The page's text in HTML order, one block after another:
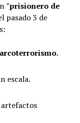
"prisionero de
pasado 3 de
.
escala.
artefactos